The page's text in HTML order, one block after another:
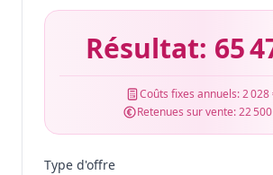
Résultat: 65
Coûts fixes annuels:2 028
Retenues sur vente:22
Type d'offre